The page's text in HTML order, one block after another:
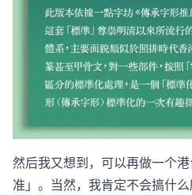
然后我又想到，可以再做一个
准」。当然，我肯定不会搞什